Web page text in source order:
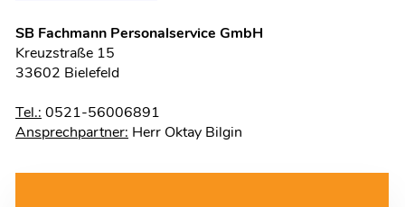
SB Fachmann Personalservice GmbH
Kreuzstraße 15
33602 Bielefeld
Tel.: 0521-56006891
Ansprechpartner: Herr Oktay Bilgin